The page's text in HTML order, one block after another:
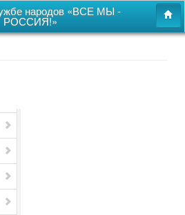
народов «ВСЕ МЫ -
РОССИЯ!»